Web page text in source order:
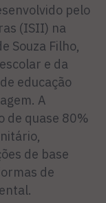
pelo
(ISII) na
Souza Filho,
e da
educação
A
de quase 80%
de base
de